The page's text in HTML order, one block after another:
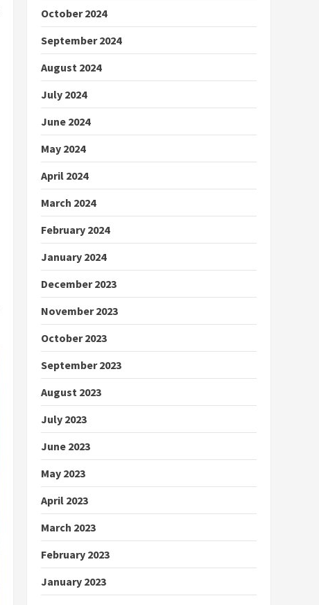
October 2024
September 2024
August 2024
July 2024
June 2024
May 2024
April 2024
March 2024
February 2024
January 2024
December 2023
November 2023
October 2023
September 2023
August 2023
July 2023
June 2023
May 2023
April 2023
March 2023
February 2023
January 2023